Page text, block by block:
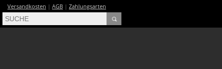
Versandkosten | AGB | Zahlungsarten